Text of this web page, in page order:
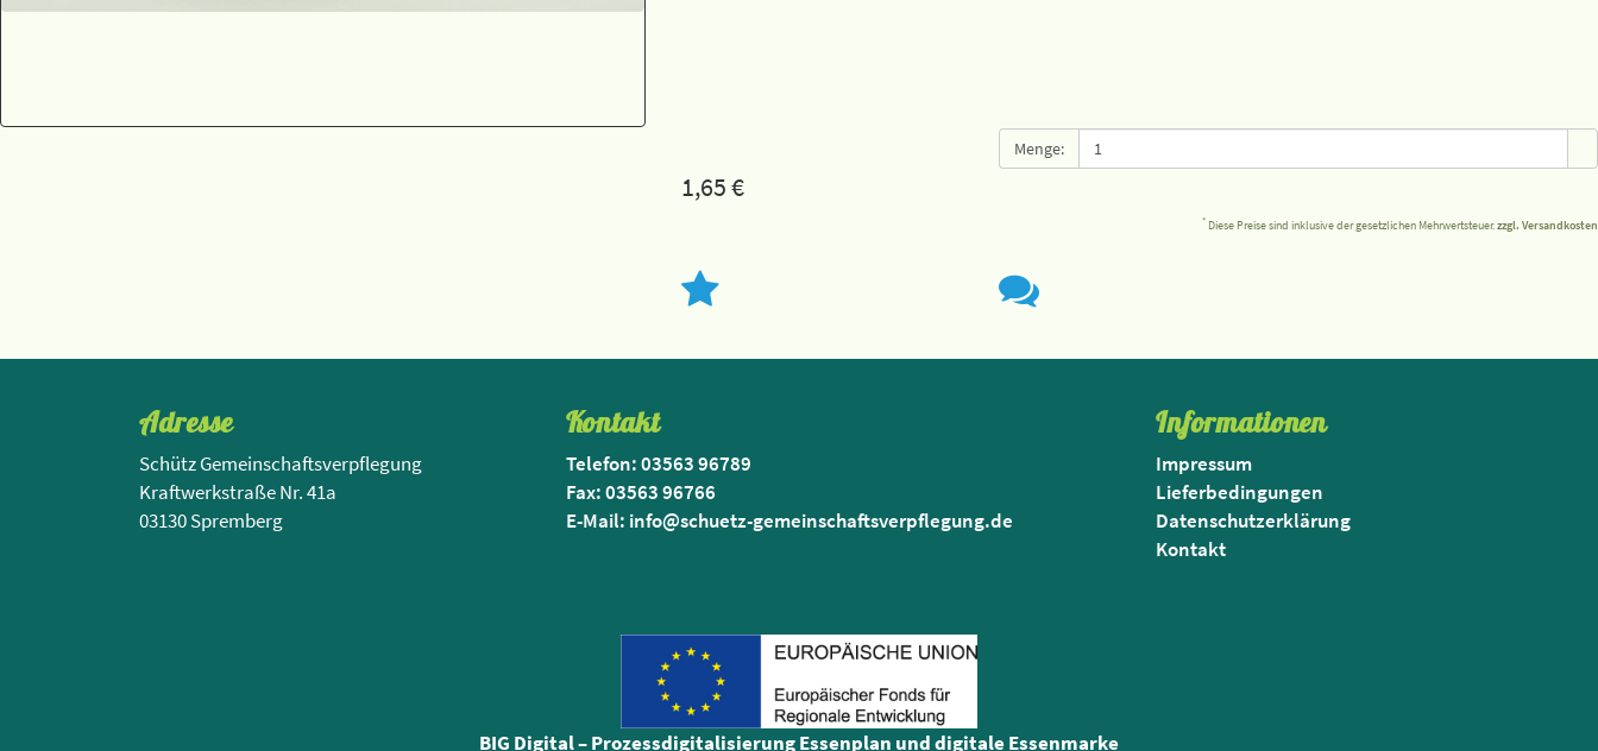
Menge:
1,65€
* Diese Preise sind inklusive der gesetzlichen Mehrwertsteuer.zzgl. Versandkosten
Adresse
Schütz Gemeinschaftsverpflegung
Kraftwerkstraße Nr. 41a
03130 Spremberg
Kontakt
Telefon: 03563 96789
Fax: 03563 96766
E-Mail: info@schuetz-gemeinschaftsverpflegung.de
Informationen
Impressum
Lieferbedingungen
Datenschutzerklärung
Kontakt
BIG Digital – Prozessdigitalisierung Essenplan und digitale Essenmarke